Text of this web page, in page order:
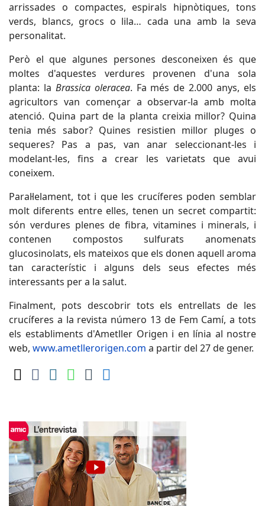
arrissades o compactes, espirals hipnòtiques, tons
verds, blancs, grocs o lila… cada una amb la seva
personalitat.
Però el que algunes persones desconeixen és que
moltes d'aquestes verdures provenen d'una sola
planta: la Brassica oleracea. Fa més de 2.000 anys, els
agricultors van començar a observar-la amb molta
atenció. Quina part de la planta creixia millor? Quina
tenia més sabor? Quines resistien millor pluges o
sequeres? Pas a pas, van anar seleccionant-les i
modelant-les, fins a crear les varietats que avui
coneixem.
Paral·lelament, tot i que les crucíferes poden semblar
molt diferents entre elles, tenen un secret compartit:
són verdures plenes de fibra, vitamines i minerals, i
contenen compostos sulfurats anomenats
glucosinolats, els mateixos que els donen aquell aroma
tan característic i alguns dels seus efectes més
interessants per a la salut.
Finalment, pots descobrir tots els entrellats de les
crucíferes a la revista número 13 de Fem Camí, a tots
els establiments d'Ametller Origen i en línia al nostre
web, www.ametllerorigen.com a partir del 27 de gener.